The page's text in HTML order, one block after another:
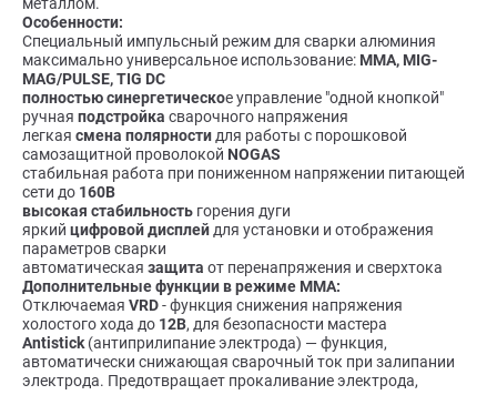
металлом.
Особенности:
Специальный импульсный режим для сварки алюминия
максимально универсальное использование: MMA, MIG-
MAG/PULSE, TIG DC
полностью синергетическое управление "одной кнопкой"
ручная подстройка сварочного напряжения
легкая смена полярностидля работы с порошковой
самозащитной проволокой NOGAS
стабильная работа при пониженном напряжении питающей
сети до 160В
высокая стабильность горения дуги
яркий цифровой дисплейдля установки и отображения
параметров сварки
автоматическая защита от перенапряжения и сверхтока
Дополнительные функции в режиме ММА:
Отключаемая VRD- функция снижения напряжения
холостого хода до 12В, для безопасности мастера
Antistick(антиприлипание электрода) — функция,
автоматически снижающая сварочный ток при залипании
электрода. Предотвращает прокаливание электрода,